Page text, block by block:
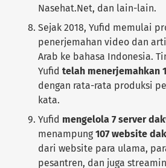
Nasehat.Net, dan lain-lain.
Sejak 2018, Yufid memulai
penerjemahan video dan
Arab ke bahasa Indonesia.
Yufidtelah menerjemahkan
dengan rata-rata produksi
kata.
Yufid mengelola 7 server
menampung107 website
dari website para ulama,
pesantren, dan juga